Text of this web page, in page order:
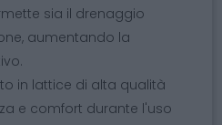
sia il drenaggio
aumentando la
in lattice di alta qualità
e comfort durante l'uso